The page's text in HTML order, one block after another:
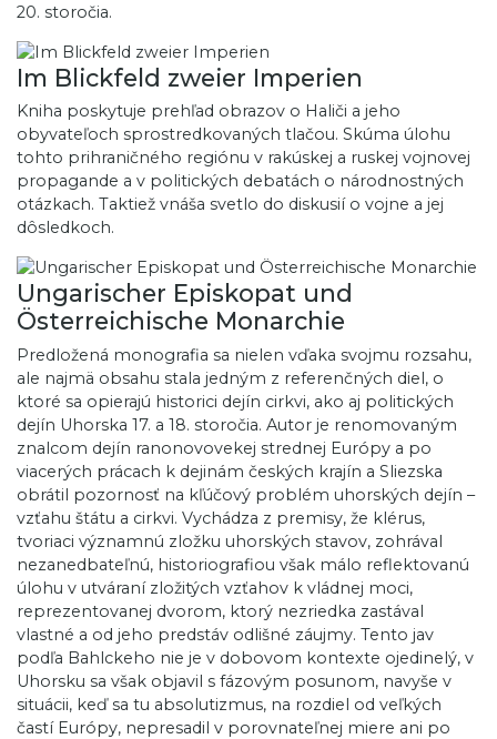
20. storočia.
Im Blickfeld zweier Imperien
Kniha poskytuje prehľad obrazov o Haliči a jeho
obyvateľoch sprostredkovaných tlačou. Skúma úlohu
tohto prihraničného regiónu v rakúskej a ruskej vojnovej
propagande a v politických debatách o národnostných
otázkach. Taktiež vnáša svetlo do diskusií o vojne a jej
dôsledkoch.
Ungarischer Episkopat und
Österreichische Monarchie
Predložená monografia sa nielen vďaka svojmu rozsahu,
ale najmä obsahu stala jedným z referenčných diel, o
ktoré sa opierajú historici dejín cirkvi, ako aj politických
dejín Uhorska 17. a 18. storočia. Autor je renomovaným
znalcom dejín ranonovovekej strednej Európy a po
viacerých prácach k dejinám českých krajín a Sliezska
obrátil pozornosť na kľúčový problém uhorských dejín –
vzťahu štátu a cirkvi. Vychádza z premisy, že klérus,
tvoriaci významnú zložku uhorských stavov, zohrával
nezanedbateľnú, historiografiou však málo reflektovanú
úlohu v utváraní zložitých vzťahov k vládnej moci,
reprezentovanej dvorom, ktorý nezriedka zastával
vlastné a od jeho predstáv odlišné záujmy. Tento jav
podľa Bahlckeho nie je v dobovom kontexte ojedinelý, v
Uhorsku sa však objavil s fázovým posunom, navyše v
situácii, keď sa tu absolutizmus, na rozdiel od veľkých
častí Európy, nepresadil v porovnateľnej miere ani po